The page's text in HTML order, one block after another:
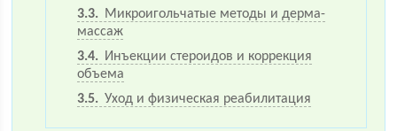
3.3
Микроигольчатые методы и дерма-
массаж
3.4
Инъекции стероидов и коррекция
объема
3.5
Уход и физическая реабилитация